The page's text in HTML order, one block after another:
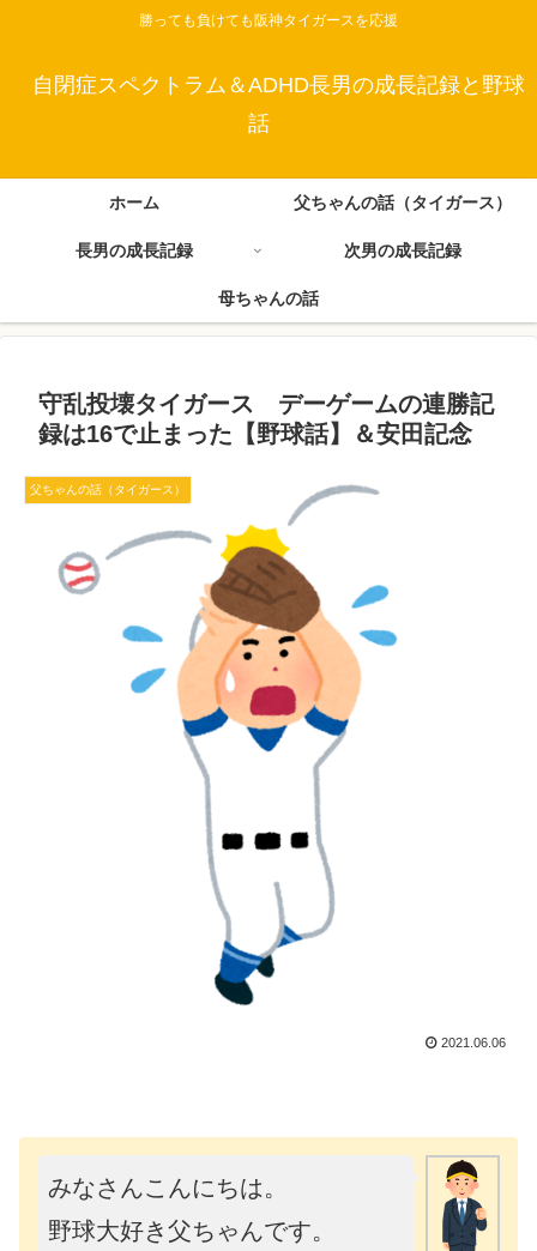
勝っても負けても阪神タイガースを応援
自閉症スペクトラム＆ADHD長男の成長記録と野球
話
ホーム 父ちゃんの話（タイガース）
長男の成長記録 次男の成長記録
母ちゃんの話
守乱投壊タイガース デーゲームの連勝記
録は16で止まった【野球話】＆安田記念
父ちゃんの話（タイガース）
2021.06.06
みなさんこんにちは。
野球大好き父ちゃんです。